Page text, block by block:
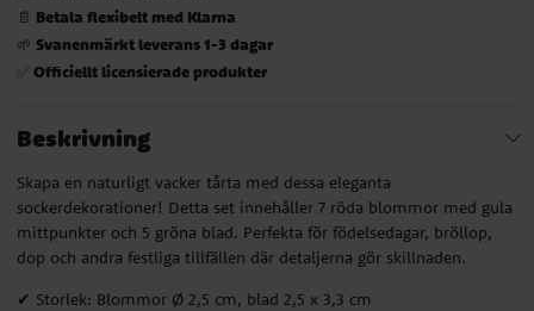
📄 Betala flexibelt med Klarna
🌱 Svanenmärkt leverans 1-3 dagar
✅ Officiellt licensierade produkter
Beskrivning
Skapa en naturligt vacker tårta med dessa eleganta
sockerdekorationer! Detta set innehåller 7 röda blommor med gula
mittpunkter och 5 gröna blad. Perfekta för födelsedagar, bröllop,
dop och andra festliga tillfällen där detaljerna gör skillnaden.
✔ Storlek: Blommor Ø 2,5 cm, blad 2,5 x 3,3 cm